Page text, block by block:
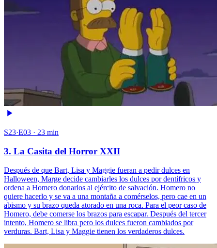
S23·E03 · 23 min
3. La Casita del Horror XXII
Después de que Bart, Lisa y Maggie fueran a pedir dulces en
Halloween, Marge decide cambiarles los dulces por dentífricos y
ordena a Homero donarlos al ejército de salvación. Homero no
quiere hacerlo y se va a una montaña a comérselos, pero cae en un
abismo y su brazo queda atorado en una roca. Para el peor caso de
Homero, debe comerse los brazos para escapar. Después del tercer
intento, Homero se libra pero los dulces fueron cambiados por
verduras. Bart, Lisa y Maggie tienen los verdaderos dulces.